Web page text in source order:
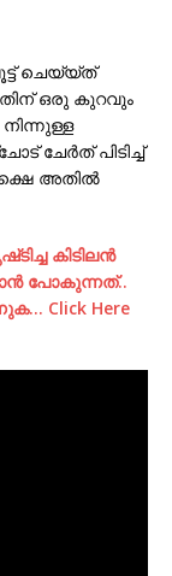
ചെയ്യ്ത്
ഒരു കുറവും
ചേര്‍ത് പിടിച്ച്
അതില്‍
കിടിലന്‍
പോകുന്നത്..
Click Here